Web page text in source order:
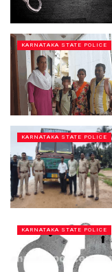
KARNATAKA STATE POLICE
KARNATAKA STATE POLICE
KARNATAKA STATE POLICE